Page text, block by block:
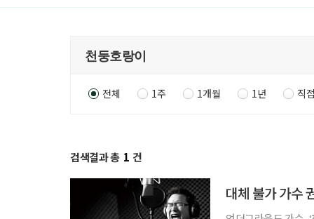
전체 1주 1개월 1년 직
검색결과 총 1 건
대체 불가 가수